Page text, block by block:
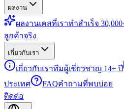
ผลงาน
ผลงานเคสที่เราทำสำเร็จ
ลูกค้าจริง
เกี่ยวกับเรา
เกี่ยวกับเราทีมผู้เชี่ยวชาญ 14+ ปี
ประเทศ
FAQคำถามที่พบบ่อย
ติดต่อ